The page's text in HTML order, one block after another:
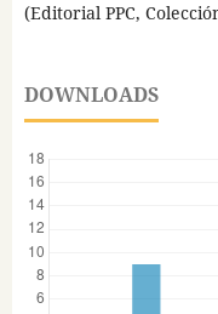
(Editorial PPC,
DOWNLOADS